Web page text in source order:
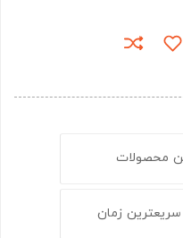
محصولات
زمان